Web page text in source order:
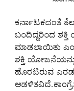
ಕರ್ನಾಟಕದಂತೆ
ಬಂದಿದ್ದರಿಂದ
ಮಾಡಲಾಯಿತು
ಶಕ್ತಿ
ಹೊರಟಿರುವ